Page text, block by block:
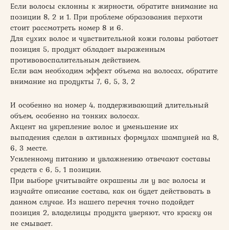
Если волосы склонны к жирности, обратите внимание на
позиции 8, 2 и 1. При проблеме образования перхоти
стоит рассмотреть номер 8 и 6.
Для сухих волос и чувствительной кожи головы работает
позиция 5, продукт обладает выраженным
противовоспалительным действием.
Если вам необходим эффект объема на волосах, обратите
внимание на продукты 7, 6, 5, 3, 2
И особенно на номер 4, поддерживающий длительный
объем, особенно на тонких волосах.
Акцент на укрепление волос и уменьшение их
выпадения сделан в активных формулах шампуней на 8,
6, 3 месте.
Усиленному питанию и увлажнению отвечают составы
средств с 6, 5, 1 позиции.
При выборе учитывайте окрашены ли у вас волосы и
изучайте описание состава, как он будет действовать в
данном случае. Из нашего перечня точно подойдет
позиция 2, владелицы продукта уверяют, что краску он
не смывает.